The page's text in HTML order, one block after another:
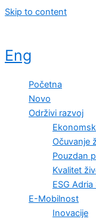
Skip to content
Eng
Početna
Novo
Održivi razvoj
Očuvanje
Pouzdan
Kvalitet
ESG
E-Mobilnost
Inovacije